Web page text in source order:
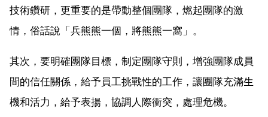
技術鑽研，更重要的是帶動整個團隊，燃起團隊的激
情，俗話說「兵熊熊一個，將熊熊一窩」。
其次，要明確團隊目標，制定團隊守則，增強團隊成員
間的信任關係，給予員工挑戰性的工作，讓團隊充滿生
機和活力，給予表揚，協調人際衝突，處理危機。